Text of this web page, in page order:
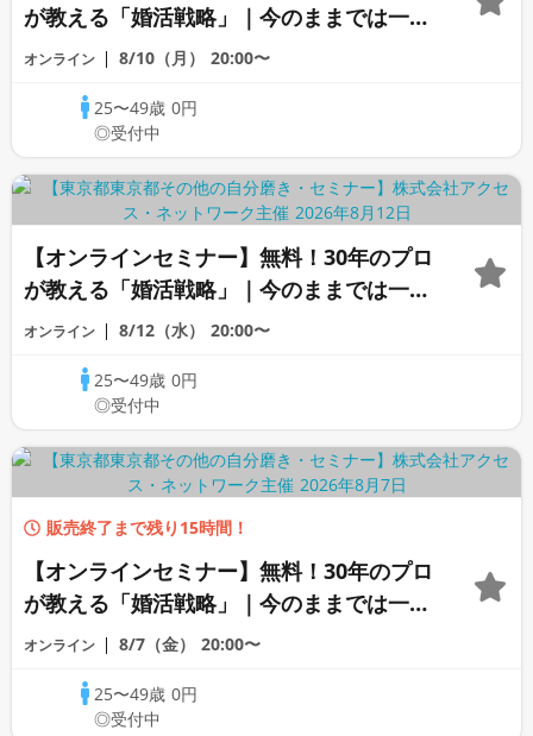
が教える「婚活戦略」｜今のままでは一生
変わらないと感じる男性へ
オンライン 8/10（月） 20:00〜
25〜49歳0円
◎受付中
【オンラインセミナー】無料！30年のプロ
が教える「婚活戦略」｜今のままでは一生
変わらないと感じる男性へ
オンライン 8/12（水） 20:00〜
25〜49歳0円
◎受付中
販売終了まで残り15時間！
【オンラインセミナー】無料！30年のプロ
が教える「婚活戦略」｜今のままでは一生
変わらないと感じる男性へ
オンライン 8/7（金） 20:00〜
25〜49歳0円
◎受付中